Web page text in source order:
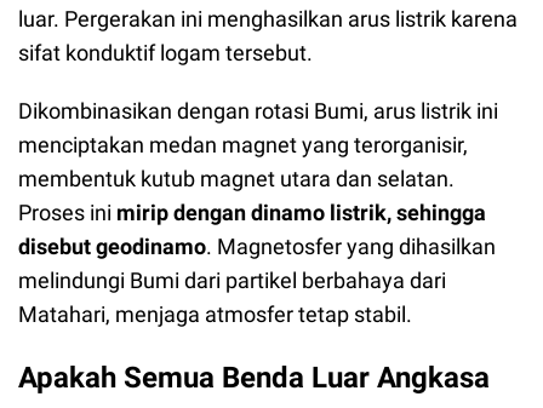
luar. Pergerakan ini menghasilkan arus listrik karena
sifat konduktif logam tersebut.
Dikombinasikan dengan rotasi Bumi, arus listrik ini
menciptakan medan magnet yang terorganisir,
membentuk kutub magnet utara dan selatan.
Proses ini mirip dengan dinamo listrik, sehingga
disebut geodinamo. Magnetosfer yang dihasilkan
melindungi Bumi dari partikel berbahaya dari
Matahari, menjaga atmosfer tetap stabil.
Apakah Semua Benda Luar Angkasa